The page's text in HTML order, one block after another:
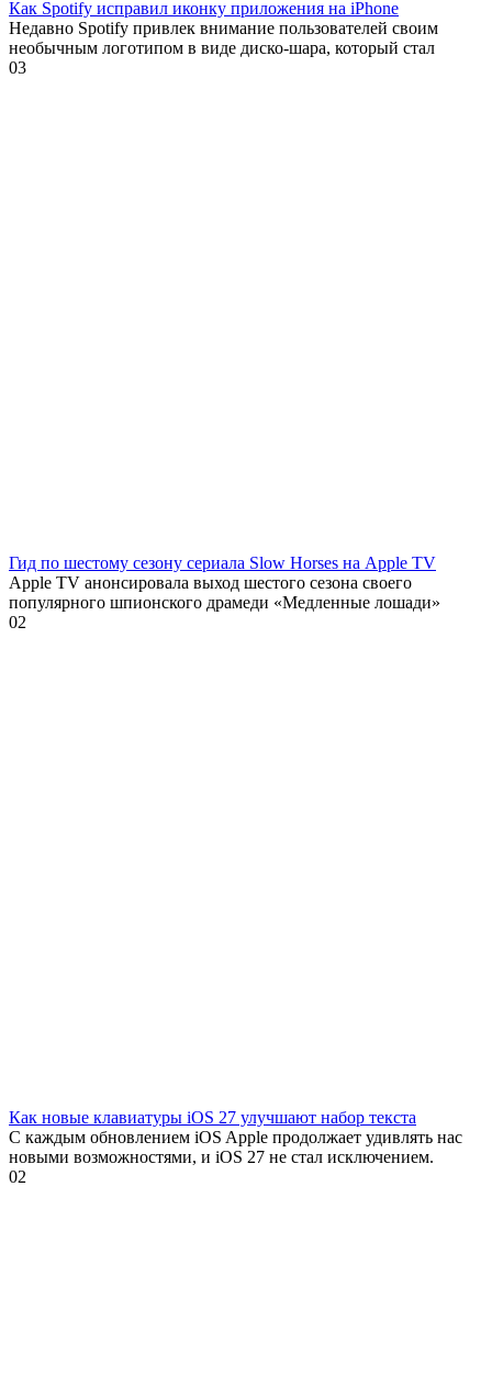
Как Spotify исправил иконку приложения на iPhone
Недавно Spotify привлек внимание пользователей своим
необычным логотипом в виде диско-шара, который стал
03
Гид по шестому сезону сериала Slow Horses на Apple TV
Apple TV анонсировала выход шестого сезона своего
популярного шпионского драмеди «Медленные лошади»
02
Как новые клавиатуры iOS 27 улучшают набор текста
С каждым обновлением iOS Apple продолжает удивлять нас
новыми возможностями, и iOS 27 не стал исключением.
02